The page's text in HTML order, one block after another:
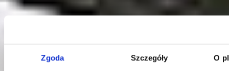
Zgoda Szczegóły O